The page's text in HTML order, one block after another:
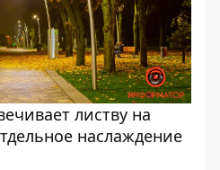
листву на
наслаждение